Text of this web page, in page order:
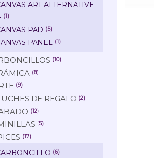
ART ALTERNATIVE
(1)
PAD (5)
PANEL (1)
(10)
(8)
(9)
DE REGALO (2)
(12)
(5)
(17)
(6)